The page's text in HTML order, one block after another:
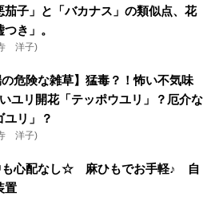
茄子」と「バカナス」の類似点、花
き」。
洋子)
の危険な雑草】猛毒？！怖い不気味
ユリ開花「テッポウユリ」？厄介な
ユリ」？
洋子)
も心配なし☆ 麻ひもでお手軽♪ 自
置